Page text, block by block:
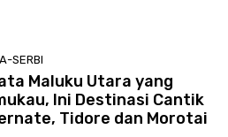
SERBI
Maluku Utara yang
Ini Destinasi Cantik
Tidore dan Morotai